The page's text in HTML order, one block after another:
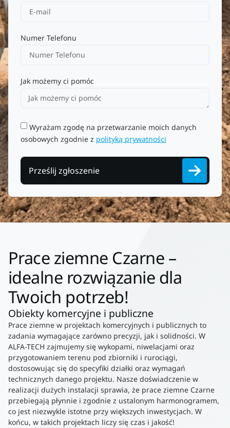
Numer Telefonu
Jak możemy ci pomóc
Wyrażam zgodę na przetwarzanie moich danych
osobowych zgodnie z polityką prywatności
Prześlij zgłoszenie
Prace ziemne Czarne –
idealne rozwiązanie dla
Twoich potrzeb!
Obiekty komercyjne i publiczne
Prace ziemne w projektach komercyjnych i publicznych to
zadania wymagające zarówno precyzji, jak i solidności. W
ALFA-TECH zajmujemy się wykopami, niwelacjami oraz
przygotowaniem terenu pod zbiorniki i rurociągi,
dostosowując się do specyfiki działki oraz wymagań
technicznych danego projektu. Nasze doświadczenie w
realizacji dużych instalacji sprawia, że prace ziemne Czarne
przebiegają płynnie i zgodnie z ustalonym harmonogramem,
co jest niezwykle istotne przy większych inwestycjach. W
końcu, w takich projektach liczy się czas i jakość!